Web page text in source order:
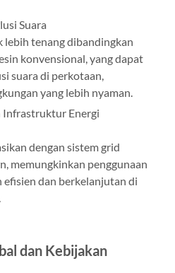
Suara
lebih tenang dibandingkan
konvensional, yang dapat
suara di perkotaan,
yang lebih nyaman.
Infrastruktur Energi
dengan sistem grid
memungkinkan penggunaan
efisien dan berkelanjutan di
dan Kebijakan